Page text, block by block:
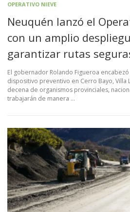
OPERATIVO NIEVE
Neuquén lanzó el
con un amplio
garantizar rutas
El gobernador Rolando Figueroa
dispositivo preventivo en Cerro Bayo, Villa
decena de organismos provinciales,
trabajarán de manera …